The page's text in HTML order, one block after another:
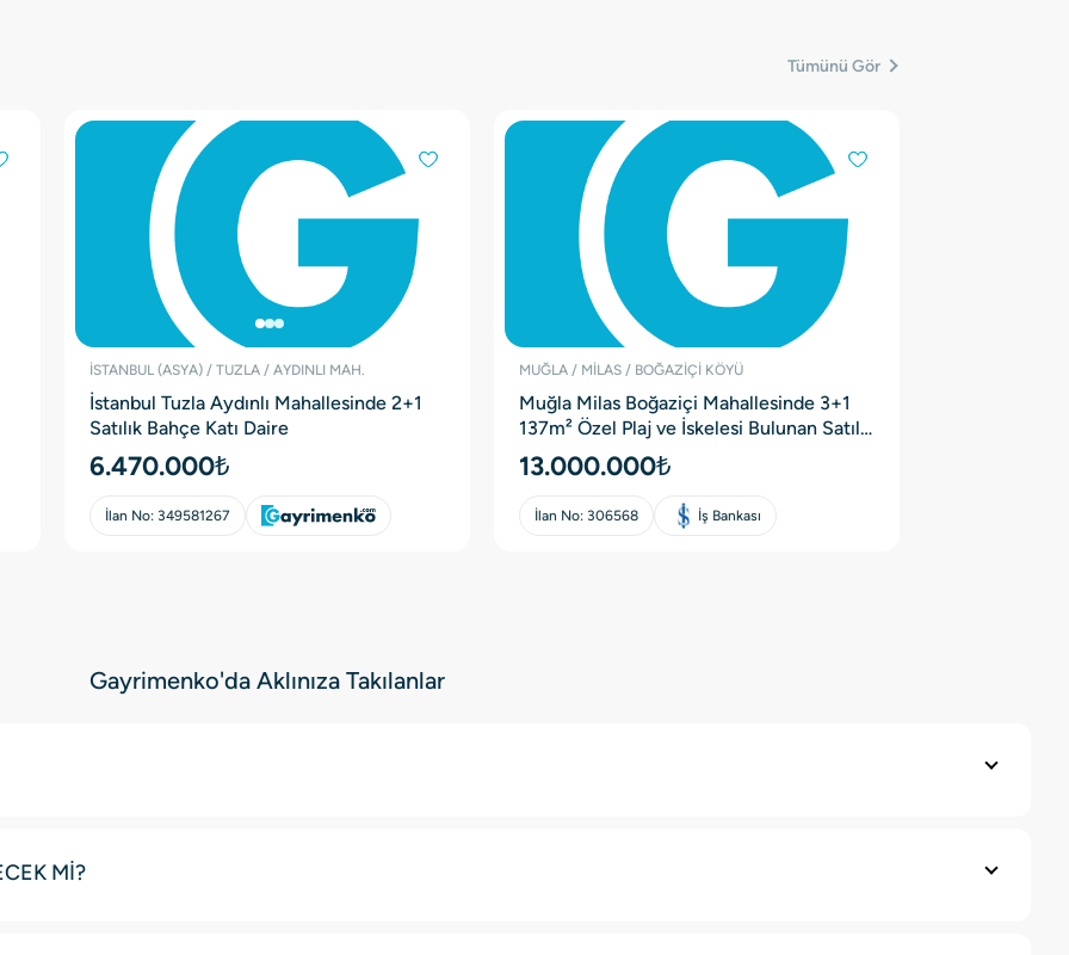
Tümünü Gör
İSTANBUL (ASYA) / TUZLA / AYDINLI MAH.
İstanbul Tuzla Aydınlı Mahallesinde 2+1
Satılık Bahçe Katı Daire
6.470.000₺
İlan No: 349581267
MUĞLA / MİLAS / BOĞAZİÇİ KÖYÜ
Muğla Milas Boğaziçi Mahallesinde 3+1
137m² Özel Plaj ve İskelesi Bulunan Satılık
Dubleks Villa
13.000.000₺
İlan No: 306568 İş Bankası
Gayrimenko'da Aklınıza Takılanlar
Mİ?